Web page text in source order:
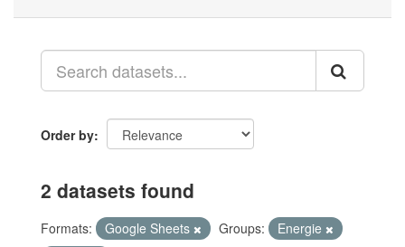
Order by
2 datasets found
Formats: Google Sheets Groups:
Energie